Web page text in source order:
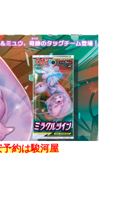
予約は駿河屋